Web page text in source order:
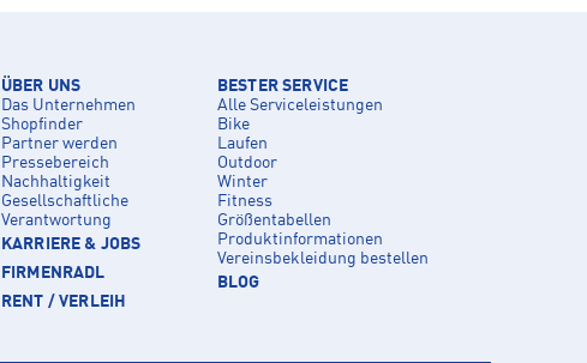
ÜBER UNS
Das Unternehmen
Shopfinder
Partner werden
Pressebereich
Nachhaltigkeit
Gesellschaftliche
Verantwortung
KARRIERE & JOBS
FIRMENRADL
RENT / VERLEIH
BESTER SERVICE
Alle Serviceleistungen
Bike
Laufen
Outdoor
Winter
Fitness
Größentabellen
Produktinformationen
Vereinsbekleidung bestellen
BLOG